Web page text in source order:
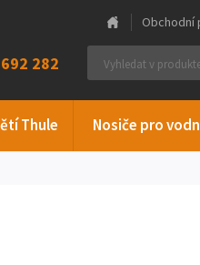
282
Thule Nosiče pro
Obchodní